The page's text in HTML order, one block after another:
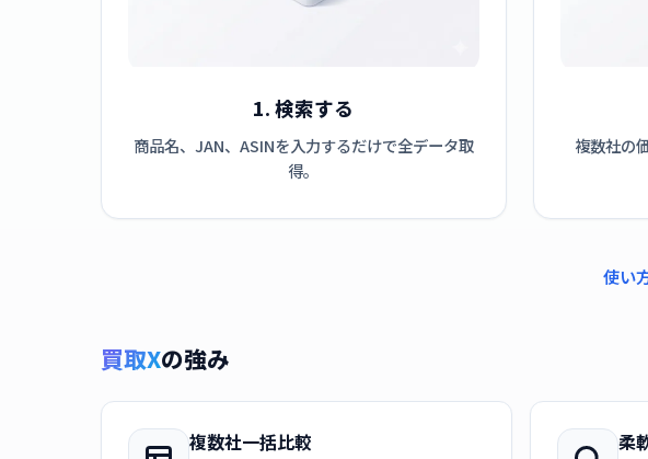
1. 検索する
商品名、JAN、ASINを入力するだけで全データ取
得。
複数社の
使い
買取Xの強み
複数社一括比較 柔